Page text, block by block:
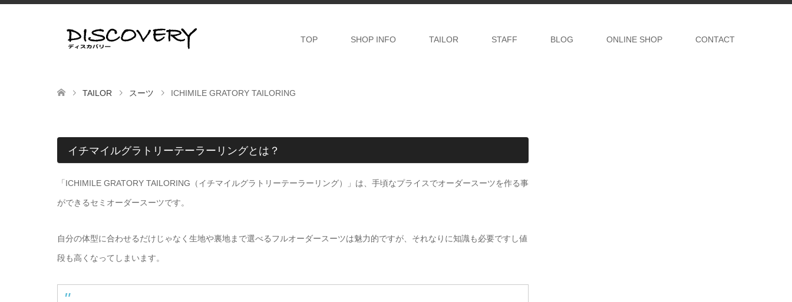
TOP SHOP INFO TAILOR STAFF BLOG ONLINE SHOP CONTACT
TAILOR スーツ ICHIMILE GRATORY TAILORING
イチマイルグラトリーテーラーリングとは？
「ICHIMILE GRATORY TAILORING（イチマイルグラトリーテーラーリング）」は、手頃なプライスでオーダースーツを作る事
ができるセミオーダースーツです。
自分の体型に合わせるだけじゃなく生地や裏地まで選べるフルオーダースーツは魅力的ですが、それなりに知識も必要ですし値
段も高くなってしまいます。